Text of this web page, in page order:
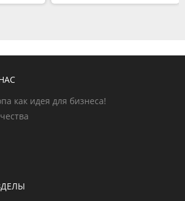
как идея для бизнеса!